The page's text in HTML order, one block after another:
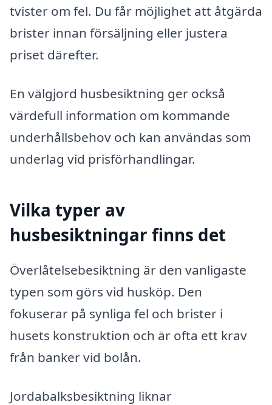
tvister om fel. Du får möjlighet att åtgärda
brister innan försäljning eller justera
priset därefter.
En välgjord husbesiktning ger också
värdefull information om kommande
underhållsbehov och kan användas som
underlag vid prisförhandlingar.
Vilka typer av
husbesiktningar finns det
Överlåtelsebesiktning är den vanligaste
typen som görs vid husköp. Den
fokuserar på synliga fel och brister i
husets konstruktion och är ofta ett krav
från banker vid bolån.
Jordabalksbesiktning liknar